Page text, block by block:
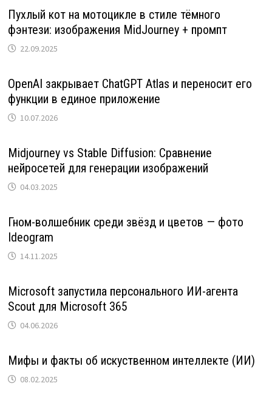
Пухлый кот на мотоцикле в стиле тёмного
фэнтези: изображения MidJourney + промпт
22.09.2025
OpenAI закрывает ChatGPT Atlas и переносит его
функции в единое приложение
10.07.2026
Midjourney vs Stable Diffusion: Сравнение
нейросетей для генерации изображений
04.03.2025
Гном-волшебник среди звёзд и цветов — фото
Ideogram
14.11.2025
Microsoft запустила персонального ИИ-агента
Scout для Microsoft 365
04.06.2026
Мифы и факты об искуственном интеллекте (ИИ)
08.02.2025